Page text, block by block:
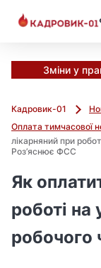
Зміни у
Кадровик-01
Оплата тимчасової
лікарняний при
Роз’яснює ФСС
Як
роботі на
робочого